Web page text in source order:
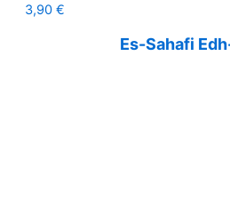
3,90 €
Es-Sahafi